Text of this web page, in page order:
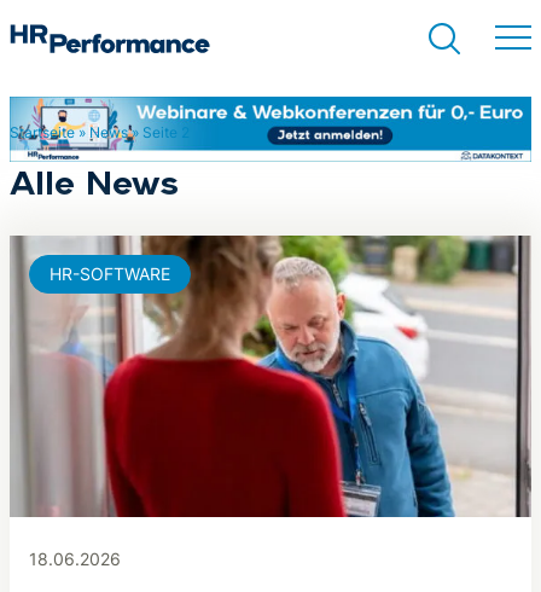
Startseite» News» Seite 2
Alle News
18.06.2026
HR-SOFTWARE